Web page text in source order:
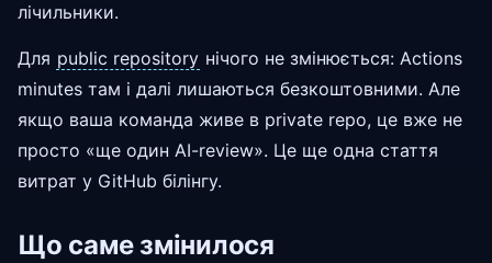
лічильники.
Для public repository нічого не змінюється: Actions
minutes там і далі лишаються безкоштовними. Але
якщо ваша команда живе в private repo, це вже не
просто «ще один AI-review». Це ще одна стаття
витрат у GitHub білінгу.
Що саме змінилося